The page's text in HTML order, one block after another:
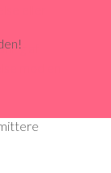
eller
af